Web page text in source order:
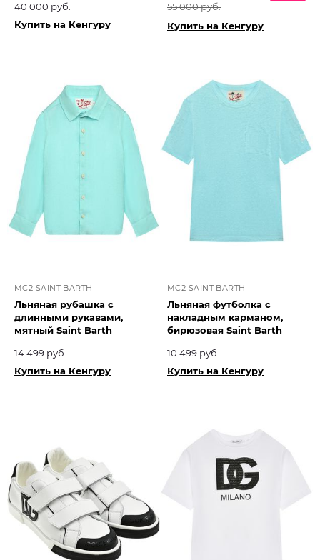
40 000 руб.
Купить на Кенгуру
55 000 руб.
Купить на Кенгуру
MC2 SAINT BARTH
Льняная рубашка с
длинными рукавами,
мятный Saint Barth
14 499 руб.
Купить на Кенгуру
MC2 SAINT BARTH
Льняная футболка с
накладным карманом,
бирюзовая Saint Barth
10 499 руб.
Купить на Кенгуру